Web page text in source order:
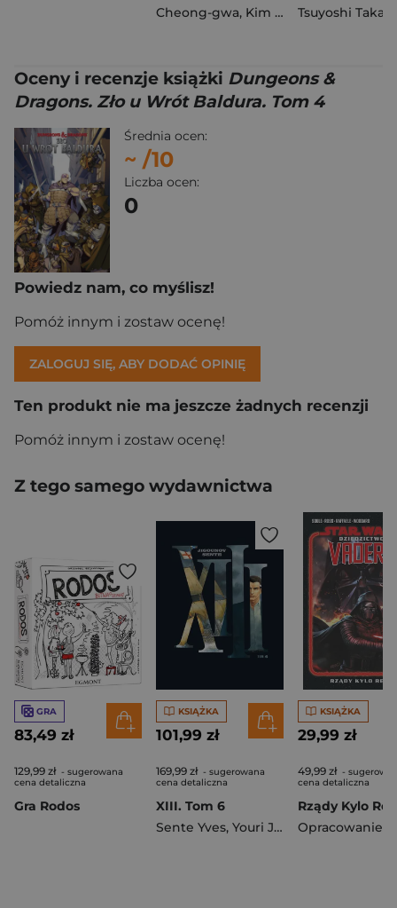
Cheong-gwa, Kim Chacha ,CHOKAM
Tsuyoshi Takaki
Oceny i recenzje książki Dungeons &
Dragons. Zło u Wrót Baldura. Tom 4
Średnia ocen:
~ /10
Liczba ocen:
0
Powiedz nam, co myślisz!
Pomóż innym i zostaw ocenę!
ZALOGUJ SIĘ, ABY DODAĆ OPINIĘ
Ten produkt nie ma jeszcze żadnych recenzji
Pomóż innym i zostaw ocenę!
Z tego samego wydawnictwa
GRA
83,49 zł
129,99 zł - sugerowana
cena detaliczna
Gra Rodos
KSIĄŻKA
101,99 zł
169,99 zł - sugerowana
cena detaliczna
XIII. Tom 6
Sente Yves, Youri Jigounov
KSIĄŻKA
29,99 zł
49,99 zł -
cena detaliczna